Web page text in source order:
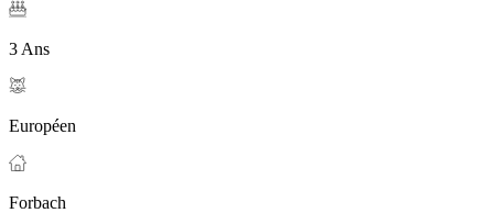
3 Ans
Européen
Forbach